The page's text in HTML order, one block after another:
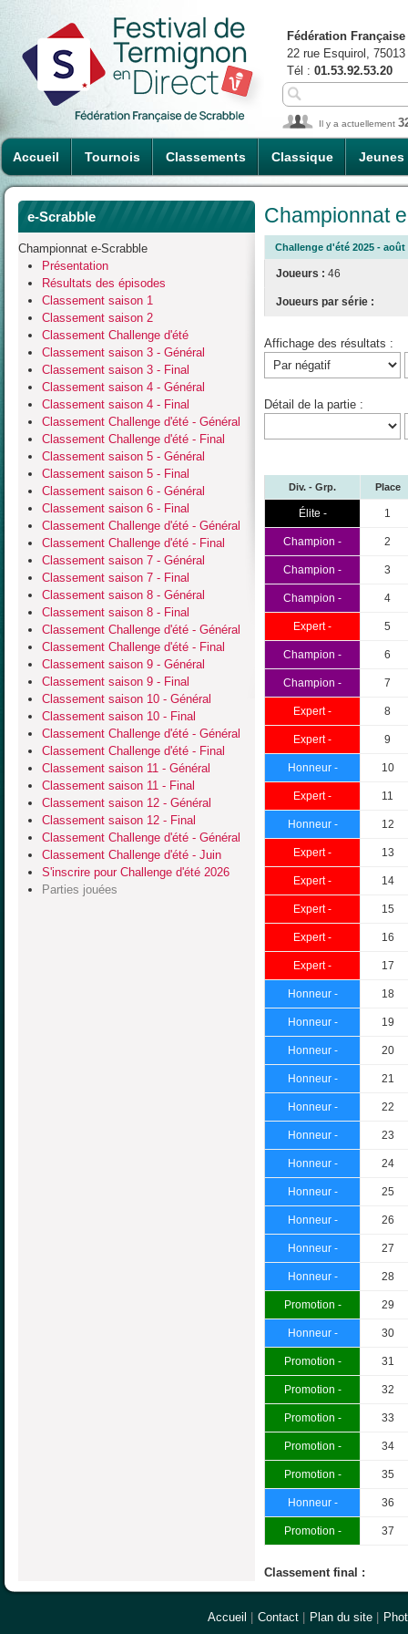
Accueil Tournois Classements Classique Jeunes
Fédération
22 rue Esquirol,
Tél : 01.53.92.53.20
Il y a actuellement
e-Scrabble
Championnat e-Scrabble
Présentation
Résultats des épisodes
Classement saison 1
Classement saison 2
Classement Challenge d'été
Classement saison 3 - Général
Classement saison 3 - Final
Classement saison 4 - Général
Classement saison 4 - Final
Classement Challenge d'été - Général
Classement Challenge d'été - Final
Classement saison 5 - Général
Classement saison 5 - Final
Classement saison 6 - Général
Classement saison 6 - Final
Classement Challenge d'été - Général
Classement Challenge d'été - Final
Classement saison 7 - Général
Classement saison 7 - Final
Classement saison 8 - Général
Classement saison 8 - Final
Classement Challenge d'été - Général
Classement Challenge d'été - Final
Classement saison 9 - Général
Classement saison 9 - Final
Classement saison 10 - Général
Classement saison 10 - Final
Classement Challenge d'été - Général
Classement Challenge d'été - Final
Classement saison 11 - Général
Classement saison 11 - Final
Classement saison 12 - Général
Classement saison 12 - Final
Classement Challenge d'été - Général
Classement Challenge d'été - Juin
S'inscrire pour Challenge d'été 2026
Parties jouées
Championnat
Challenge d'été 2025 - août
Joueurs : 46
Joueurs par série :
Affichage des résultats :
Détail de la partie :
Div. - Grp. Place
Élite - 1
Champion - 2
Champion - 3
Champion - 4
Expert - 5
Champion - 6
Champion - 7
Expert - 8
Expert - 9
Honneur - 10
Expert - 11
Honneur - 12
Expert - 13
Expert - 14
Expert - 15
Expert - 16
Expert - 17
Honneur - 18
Honneur - 19
Honneur - 20
Honneur - 21
Honneur - 22
Honneur - 23
Honneur - 24
Honneur - 25
Honneur - 26
Honneur - 27
Honneur - 28
Promotion - 29
Honneur - 30
Promotion - 31
Promotion - 32
Promotion - 33
Promotion - 34
Promotion - 35
Honneur - 36
Promotion - 37
Classement final :
Accueil | Contact | Plan du site |